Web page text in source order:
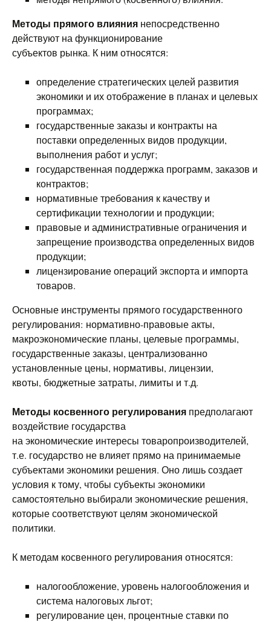
Методы прямого влияния непосредственно
действуют на функционирование
субъектов рынка. К ним относятся:
определение стратегических целей развития
экономики и их отображение в планах и целевых
программах;
государственные заказы и контракты на
поставки определенных видов продукции,
выполнения работ и услуг;
государственная поддержка программ, заказов и
контрактов;
нормативные требования к качеству и
сертификации технологии и продукции;
правовые и административные ограничения и
запрещение производства определенных видов
продукции;
лицензирование операций экспорта и импорта
товаров.
Основные инструменты прямого государственного
регулирования: нормативно-правовые акты,
макроэкономические планы, целевые программы,
государственные заказы, централизованно
установленные цены, нормативы, лицензии,
квоты, бюджетные затраты, лимиты и т.д.
Методы косвенного регулирования предполагают
воздействие государства
на экономические интересы товаропроизводителей,
т.е. государство не влияет прямо на принимаемые
субъектами экономики решения. Оно лишь создает
условия к тому, чтобы субъекты экономики
самостоятельно выбирали экономические решения,
которые соответствуют целям экономической
политики.
К методам косвенного регулирования относятся:
налогообложение, уровень налогообложения и
система налоговых льгот;
регулирование цен, процентные ставки по